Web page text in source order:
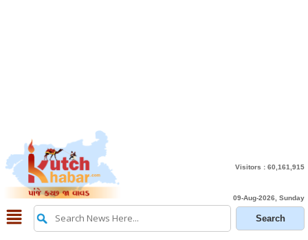
Visitors : 60,161,915
09-Aug-2026, Sunday